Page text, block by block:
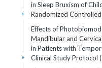
in Sleep Bruxism of
Randomized
+
Effects of
Mandibular and
in Patients with
Clinical Study Protocol
+